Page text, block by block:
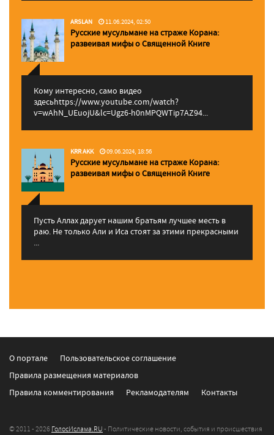
ARSLAN 11.06.2024, 02:50
Русские мусульмане на страже Корана:
pазвеивая мифы о Священной Книге
Кому интересно, само видео
здесьhttps://www.youtube.com/watch?
v=wAhN_UEuojU&lc=Ugz6-h0nMPQWTip7AZ94...
KRR AKK 09.06.2024, 18:56
Русские мусульмане на страже Корана:
pазвеивая мифы о Священной Книге
Пусть Аллах дарует нашим братьям лучшее месть в
раю. Не только Али и Иса стоят за этими прекрасными
...
О портале
Пользовательское соглашение
Правила размещения материалов
Правила комментирования
Рекламодателям Контакты
© 2011 - 2026 ГолосИслама.RU - Политические новости, события и происшествия